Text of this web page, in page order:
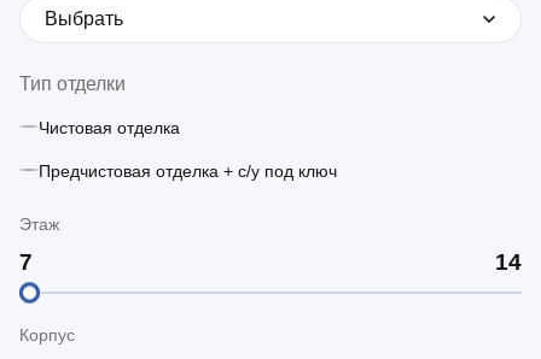
Выбрать
Тип отделки
Чистовая отделка
Предчистовая отделка + с/у под ключ
Этаж
Корпус